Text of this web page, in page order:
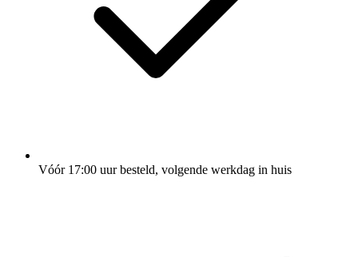
Vóór 17:00 uur besteld, volgende werkdag in huis